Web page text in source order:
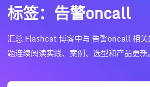
标签：告警oncall
汇总 Flashcat 博客中与 告警oncall 相
题连续阅读实践、案例、选型和产品更新。